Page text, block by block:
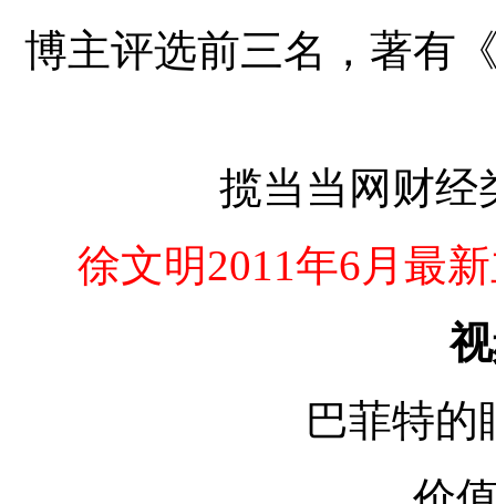
博主评选前三名，著有
揽当当网财经
徐文明2011年6月最
巴菲特的